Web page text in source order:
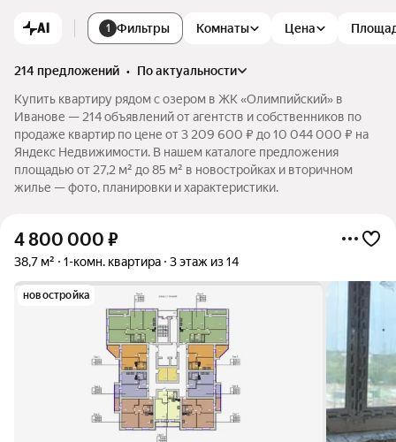
AI 1 Фильтры Комнаты Цена
214 предложений •
по актуальности
Купить квартиру рядом с озером в ЖК «Олимпийский» в
Иванове — 214 объявлений от агентств и собственников по
продаже квартир по цене от 3 209 600 ₽ до 10 044 000 ₽ на
Яндекс Недвижимости. В нашем каталоге предложения
площадью от 27,2 м² до 85 м² в новостройках и вторичном
жилье — фото, планировки и характеристики.
4 800 000 ₽
38,7 м² 1-комн. квартира 3 этаж из 14
новостройка